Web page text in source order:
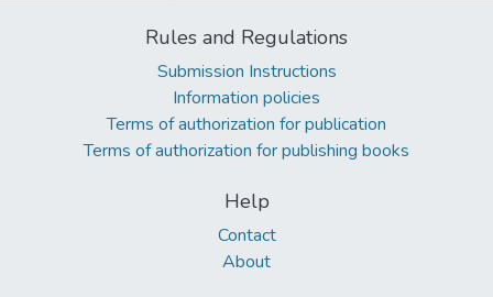
Rules and Regulations
Submission Instructions
Information policies
Terms of authorization for publication
Terms of authorization for publishing books
Help
Contact
About